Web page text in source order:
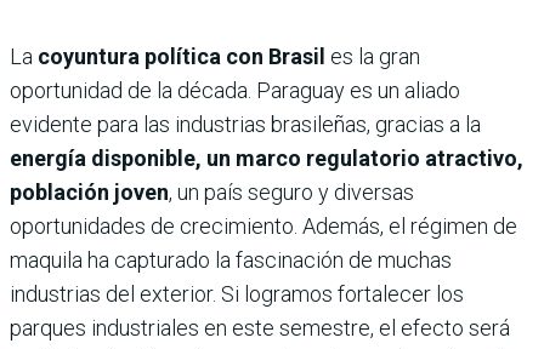
La coyuntura política con Brasil es la gran
oportunidad de la década. Paraguay es un aliado
evidente para las industrias brasileñas, gracias a la
energía disponible, un marco regulatorio atractivo,
población joven, un país seguro y diversas
oportunidades de crecimiento. Además, el régimen de
maquila ha capturado la fascinación de muchas
industrias del exterior. Si logramos fortalecer los
parques industriales en este semestre, el efecto será